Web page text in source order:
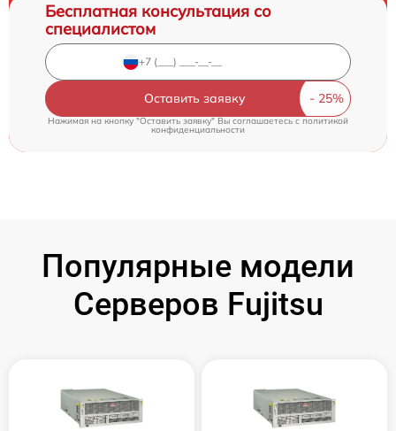
Бесплатная консультация со
специалистом
Оставить заявку
Нажимая на кнопку "Оставить заявку" Вы соглашаетесь cполитикой
конфиденциальности
Популярные модели
Серверов Fujitsu